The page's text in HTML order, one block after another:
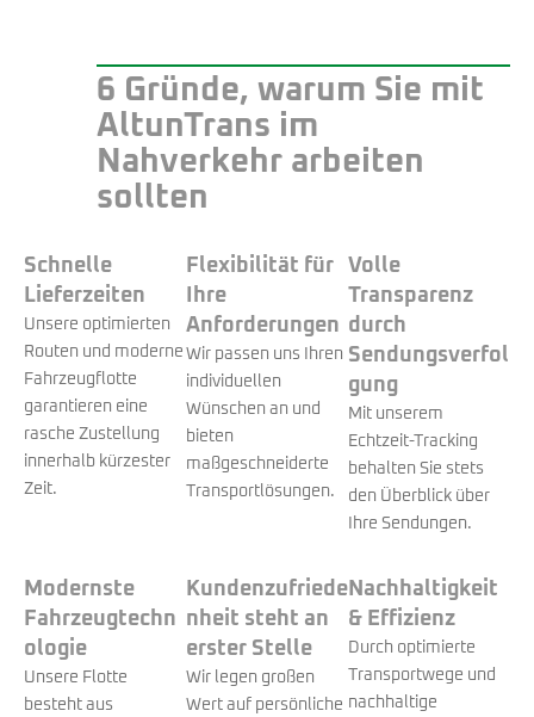
6 Gründe, warum Sie mit
AltunTrans im
Nahverkehr arbeiten
sollten
Schnelle
Lieferzeiten
Unsere optimierten
Routen und moderne
Fahrzeugflotte
garantieren eine
rasche Zustellung
innerhalb kürzester
Zeit.
Flexibilität für
Ihre
Anforderungen
Wir passen uns Ihren
individuellen
Wünschen an und
bieten
maßgeschneiderte
Transportlösungen.
Volle
Transparenz
durch
Sendungsverfol
gung
Mit unserem
Echtzeit-Tracking
behalten Sie stets
den Überblick über
Ihre Sendungen.
Modernste
Fahrzeugtechn
ologie
Unsere Flotte
besteht aus
Kundenzufriede
nheit steht an
erster Stelle
Wir legen großen
Wert auf persönliche
Nachhaltigkeit
& Effizienz
Durch optimierte
Transportwege und
nachhaltige